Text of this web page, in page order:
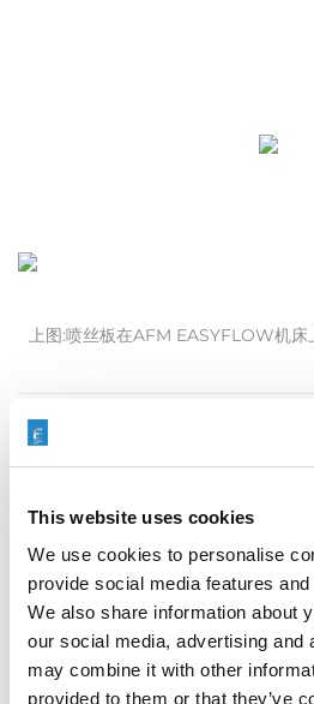
This website uses cookies
We use cookies to personalise
provide social media features
We also share information about
our social media, advertising and
may combine it with other
provided to them or that they’ve
上图:喷丝板在AFM EASYFLOW机床
在易趋宏，我们有多年的模具加工经
2020年5月，易趋宏中国以惊人的速度
织物制造商交付了数台AFM
EASYFLOW机床实现了 AFM -磨料流